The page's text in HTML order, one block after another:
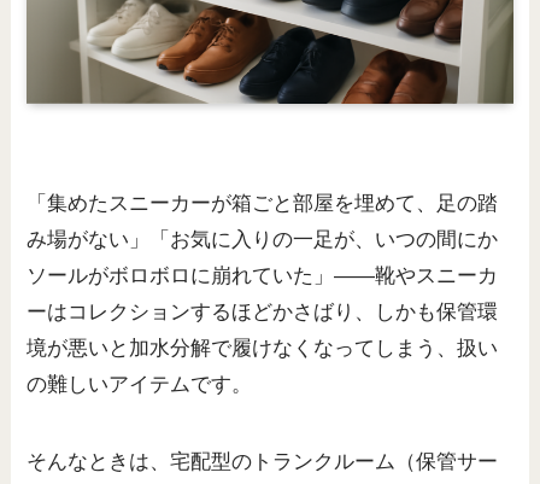
「集めたスニーカーが箱ごと部屋を埋めて、足の踏
み場がない」「お気に入りの一足が、いつの間にか
ソールがボロボロに崩れていた」——靴やスニーカ
ーはコレクションするほどかさばり、しかも保管環
境が悪いと加水分解で履けなくなってしまう、扱い
の難しいアイテムです。
そんなときは、宅配型のトランクルーム（保管サー